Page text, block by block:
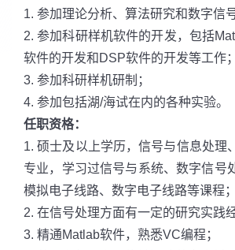
1. 参加理论分析、算法研究和数字信
2. 参加科研样机软件的开发，包括
软件的开发和DSP软件的开发等工作；
3. 参加科研样机研制；
4. 参加包括湖/海试在内的各种实验。
任职资格：
1. 硕士及以上学历，信号与信息处理
专业，学习过信号与系统、数字信号
模拟电子线路、数字电子线路等课程；
2. 在信号处理方面有一定的研究实践经
3. 精通Matlab软件，熟悉VC编程；